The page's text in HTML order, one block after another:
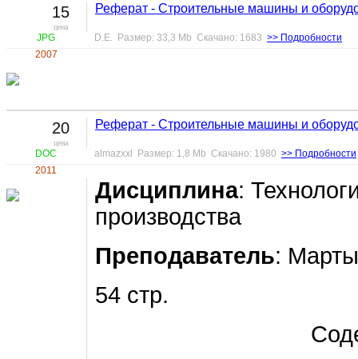
15
цена
JPG
2007
Реферат - Строительные машины и
D.E. Размер: 33,3 Mb Скачано: 1683 >> Подробности
20
цена
DOC
2011
Реферат - Строительные машины и
almazxxl Размер: 1,8 Mb Скачано: 1980 >> Подробности
Дисциплина:
производства
Преподаватель:
54 стр.